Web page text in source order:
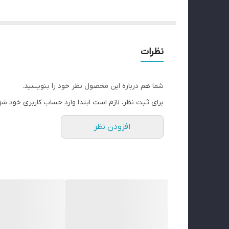
نظرات
شما هم درباره این محصول نظر خود را بنویسید.
برای ثبت نظر، لازم است ابتدا وارد حساب کاربری خود
افزودن نظر